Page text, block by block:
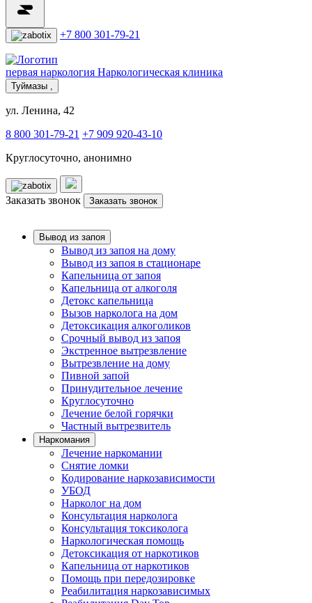
+7 800 301-79-21
первая наркология Наркологическая клиника
Туймазы ,
ул. Ленина, 42
8 800 301-79-21 +7 909 920-43-10
Круглосуточно, анонимно
Заказать звонок Заказать звонок
Вывод из запоя
Вывод из запоя на дому
Вывод из запоя в стационаре
Капельница от запоя
Капельница от алкоголя
Детокс капельница
Вызов нарколога на дом
Детоксикация алкоголиков
Срочный вывод из запоя
Экстренное вытрезвление
Вытрезвление на дому
Пивной запой
Принудительное лечение
Круглосуточно
Лечение белой горячки
Частный вытрезвитель
Наркомания
Лечение наркомании
Снятие ломки
Кодирование наркозависимости
УБОД
Нарколог на дом
Консультация нарколога
Консультация токсиколога
Наркологическая помощь
Детоксикация от наркотиков
Капельница от наркотиков
Помощь при передозировке
Реабилитация наркозависимых